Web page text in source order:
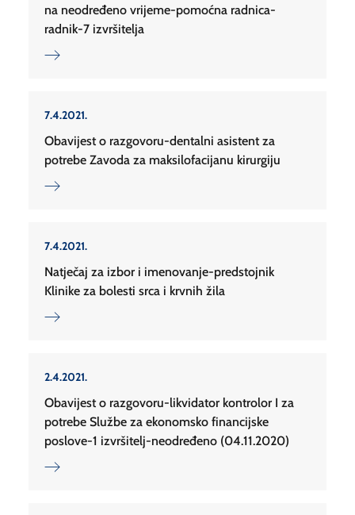
na neodređeno vrijeme-pomoćna radnica-
radnik-7 izvršitelja
7.4.2021.
Obavijest o razgovoru-dentalni asistent za
potrebe Zavoda za maksilofacijanu kirurgiju
7.4.2021.
Natječaj za izbor i imenovanje-predstojnik
Klinike za bolesti srca i krvnih žila
2.4.2021.
Obavijest o razgovoru-likvidator kontrolor I za
potrebe Službe za ekonomsko financijske
poslove-1 izvršitelj-neodređeno (04.11.2020)